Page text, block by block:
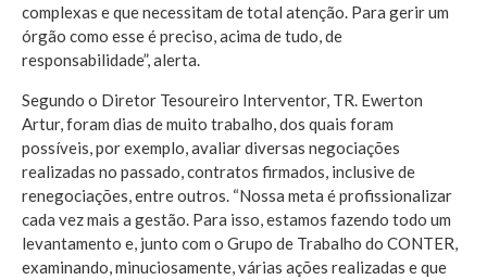
complexas e que necessitam de total atenção. Para gerir um
órgão como esse é preciso, acima de tudo, de
responsabilidade”, alerta.
Segundo o Diretor Tesoureiro Interventor, TR. Ewerton
Artur, foram dias de muito trabalho, dos quais foram
possíveis, por exemplo, avaliar diversas negociações
realizadas no passado, contratos firmados, inclusive de
renegociações, entre outros. “Nossa meta é profissionalizar
cada vez mais a gestão. Para isso, estamos fazendo todo um
levantamento e, junto com o Grupo de Trabalho do CONTER,
examinando, minuciosamente, várias ações realizadas e que